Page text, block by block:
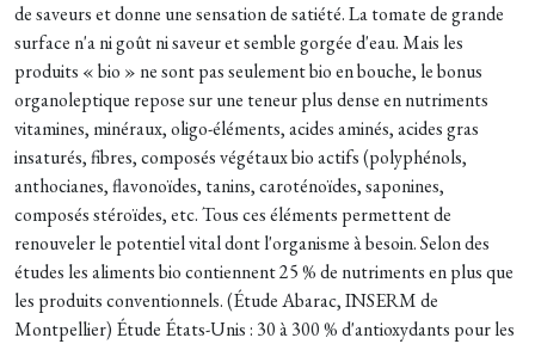
de saveurs et donne une sensation de satiété. La tomate de grande
surface n'a ni goût ni saveur et semble gorgée d'eau. Mais les
produits « bio » ne sont pas seulement bio en bouche, le bonus
organoleptique repose sur une teneur plus dense en nutriments
vitamines, minéraux, oligo-éléments, acides aminés, acides gras
insaturés, fibres, composés végétaux bio actifs (polyphénols,
anthocianes, flavonoïdes, tanins, caroténoïdes, saponines,
composés stéroïdes, etc. Tous ces éléments permettent de
renouveler le potentiel vital dont l'organisme à besoin. Selon des
études les aliments bio contiennent 25 % de nutriments en plus que
les produits conventionnels. (Étude Abarac, INSERM de
Montpellier) Étude États-Unis : 30 à 300 % d'antioxydants pour les